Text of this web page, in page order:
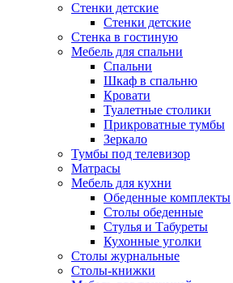
Стенки детские
Стенки детские
Стенка в гостиную
Мебель для спальни
Спальни
Шкаф в спальню
Кровати
Туалетные столики
Прикроватные тумбы
Зеркало
Тумбы под телевизор
Матрасы
Мебель для кухни
Обеденные комплекты
Столы обеденные
Стулья и Табуреты
Кухонные уголки
Столы журнальные
Столы-книжки